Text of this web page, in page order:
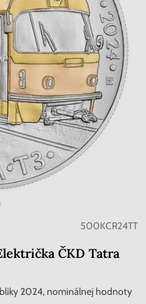
500KCR24TT
ČKD Tatra
2024, nominálnej hodnoty